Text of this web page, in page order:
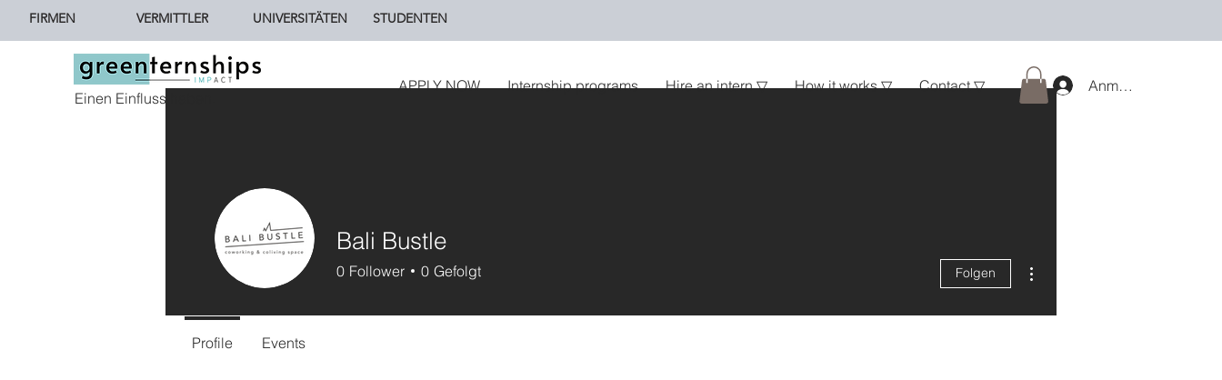
FIRMEN VERMITTLER UNIVERSITÄTEN STUDENTEN
Einen Einfluss haben.
APPLY NOW Internship programs Hire an intern ▽ How it works ▽ Contact ▽ Anmelden
Bali Bustle
0 Follower 0 Gefolgt Folgen
Profile Events